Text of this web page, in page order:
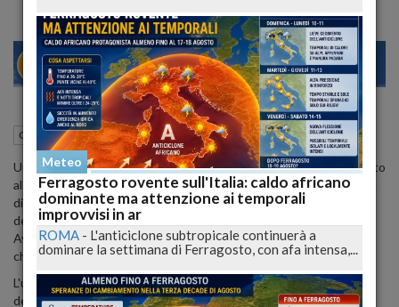
MILANO 23 28
Cronaca Cocullo (AQ) 12 Gennaio 2024 16:36
Un 46enne di Cocullo è stato posto agli arresti domiciliari in seguito
alle continue vessazioni e dispetti perpetrati ai danni della titolare
di un'attività ricettiva e di ristorazione. La misura cautelare è stata
decisa dal giudice per le indagini preliminari del tribunale di
Avezzano, in risposta alla richiesta avanzata dal pubblico ministero
che ha condotto le indagini.
L'uomo ha ripetutamente disturbato la vita della proprietaria
dell'attività commerciale, causandole danni all'impresa e turbando
Meteo
Ferragosto rovente sull'Italia: caldo africano
dominante ma attenzione ai temporali
improvvisi in ar
ROMA - L'anticiclone subtropicale continuerà a
dominare la settimana di Ferragosto, con afa intensa,...